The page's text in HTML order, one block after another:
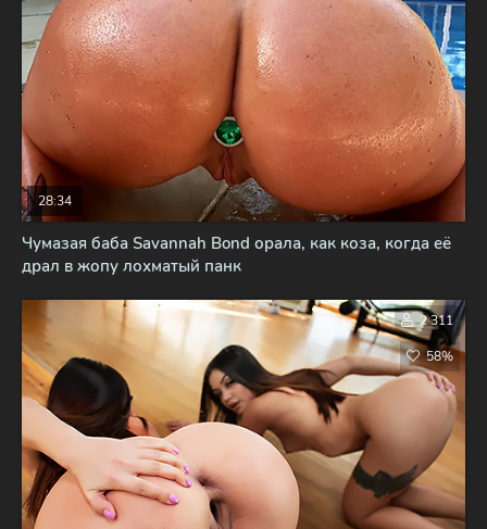
Чумазая баба Savannah Bond орала, как коза, когда её
драл в жопу лохматый панк
28:34
2 311
58%